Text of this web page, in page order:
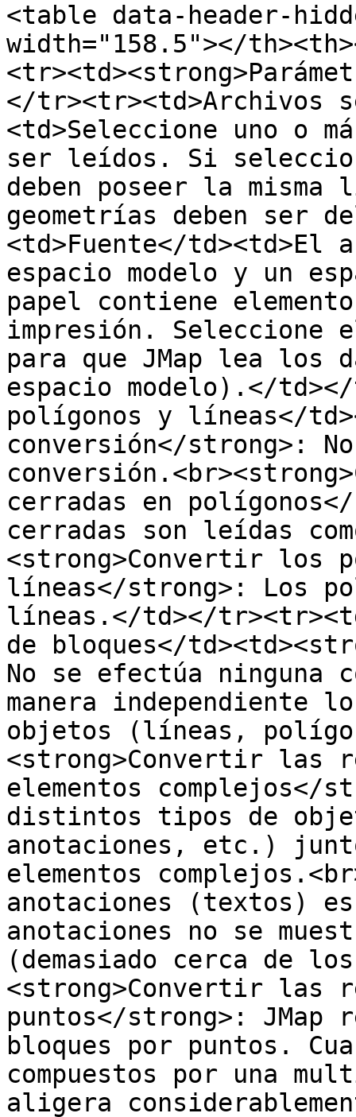
<table data-header-
width="158.5"></
</tr><tr><td>Archivos
<td>Seleccione uno o
ser leídos. Si
deben poseer la
geometrías deben ser
<td>Fuente</td><td>El
espacio modelo y un
papel contiene
impresión.
para que JMap lea los
espacio modelo).</
polígonos y líneas</
conversión</strong>:
cerradas en
cerradas son leídas
<strong>Convertir los
líneas</strong>: Los
líneas.</td></
de bloques</
No se efectúa ninguna
manera independiente
objetos (líneas,
<strong>Convertir las
elementos complejos</
distintos tipos de
anotaciones, etc.)
elementos
anotaciones (textos)
anotaciones no se
(demasiado cerca de
<strong>Convertir las
puntos</strong>: JMap
bloques por puntos.
compuestos por una
aligera